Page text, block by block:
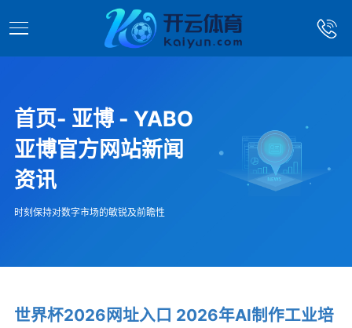
首页- 亚博 - YABO
亚博官方网站新闻
资讯
时刻保持对数字市场的敏锐及前瞻性
世界杯2026网址入口 2026年AI制作工业培